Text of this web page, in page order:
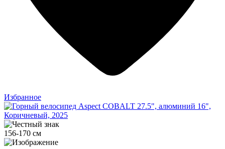
Избранное
156-170 см